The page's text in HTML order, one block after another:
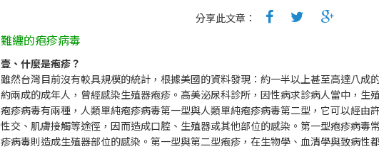
分享此文章：
難纏的疱疹病毒
壹、什麼是疱疹？
雖然台灣目前沒有較具規模的統計，根據美國的資料發現：約一半以上甚至高達八成
約兩成的成年人，曾經感染生殖器疱疹。高美泌尿科診所，因性病求診病人當中，生
疱疹病毒有兩種，人類單純疱疹病毒第一型與人類單純疱疹病毒第二型，它可以經由
性交、肌膚接觸等途徑，因而造成口腔、生殖器或其他部位的感染。第一型疱疹病毒
疹病毒則造成生殖器部位的感染。第一型與第二型疱疹，在生物學、血清學與致病性